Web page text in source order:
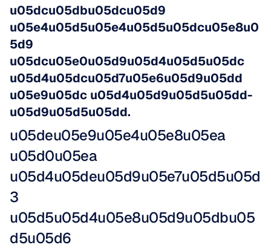
u05dcu05dbu05dcu05d9
u05e4u05d5u05e4u05d5u05dcu05e8u0
5d9
u05dcu05e0u05d9u05d4u05d5u05dc
u05d4u05dcu05d7u05e6u05d9u05dd
u05e9u05dc u05d4u05d9u05d5u05dd-
u05d9u05d5u05dd.
u05deu05e9u05e4u05e8u05ea
u05d0u05ea
u05d4u05deu05d9u05e7u05d5u05d
3
u05d5u05d4u05e8u05d9u05dbu05
d5u05d6